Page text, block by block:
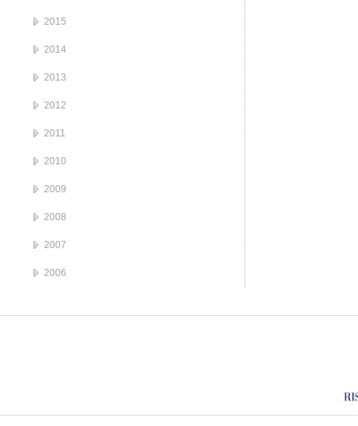
2015
2014
2013
2012
2011
2010
2009
2008
2007
2006